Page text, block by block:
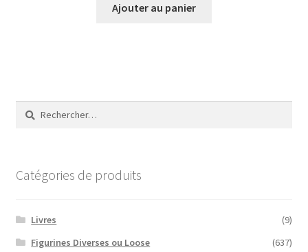
Ajouter au panier
Rechercher :
Catégories de produits
Livres
(9)
Figurines Diverses ou Loose
(637)